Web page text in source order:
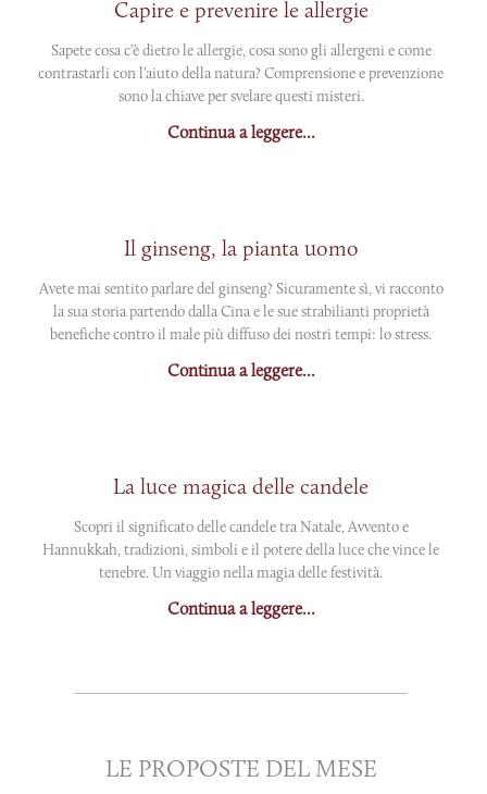
Capire e prevenire le allergie
Sapete cosa c’è dietro le allergie, cosa sono gli allergeni e come
contrastarli con l’aiuto della natura? Comprensione e prevenzione
sono la chiave per svelare questi misteri.
Continua a leggere...
Il ginseng, la pianta uomo
Avete mai sentito parlare del ginseng? Sicuramente sì, vi racconto
la sua storia partendo dalla Cina e le sue strabilianti proprietà
benefiche contro il male più diffuso dei nostri tempi: lo stress.
Continua a leggere...
La luce magica delle candele
Scopri il significato delle candele tra Natale, Avvento e
Hannukkah, tradizioni, simboli e il potere della luce che vince le
tenebre. Un viaggio nella magia delle festività.
Continua a leggere...
LE PROPOSTE DEL MESE